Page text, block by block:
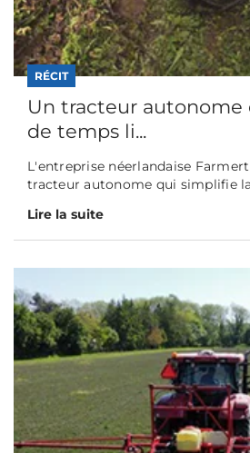
RÉCIT
Un tracteur autonome
de temps li...
L'entreprise néerlandaise
tracteur autonome qui simplifie
Lire la suite